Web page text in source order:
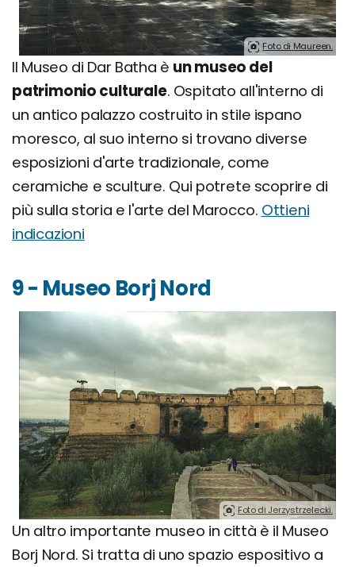
Foto di Maureen.
Il Museo di Dar Batha è un museo del
patrimonio culturale. Ospitato all'interno di
un antico palazzo costruito in stile ispano
moresco, al suo interno si trovano diverse
esposizioni d'arte tradizionale, come
ceramiche e sculture. Qui potrete scoprire di
più sulla storia e l'arte del Marocco. Ottieni
indicazioni
9 - Museo Borj Nord
Foto di Jerzystrzelecki.
Un altro importante museo in città è il Museo
Borj Nord. Si tratta di uno spazio espositivo a